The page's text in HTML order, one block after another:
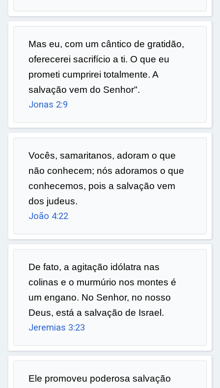
Mas eu, com um cântico de gratidão,
oferecerei sacrifício a ti. O que eu
prometi cumprirei totalmente. A
salvação vem do Senhor".
Jonas 2:9
Vocês, samaritanos, adoram o que
não conhecem; nós adoramos o que
conhecemos, pois a salvação vem
dos judeus.
João 4:22
De fato, a agitação idólatra nas
colinas e o murmúrio nos montes é
um engano. No Senhor, no nosso
Deus, está a salvação de Israel.
Jeremias 3:23
Ele promoveu poderosa salvação